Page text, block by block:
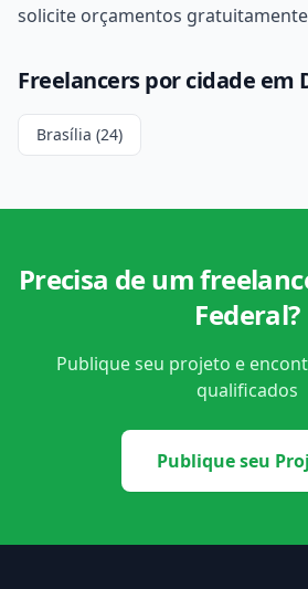
solicite orçamentos
Freelancers por cidade em
Brasília (24)
Precisa de um
Federal?
Publique seu projeto e
qualificados
Publique seu